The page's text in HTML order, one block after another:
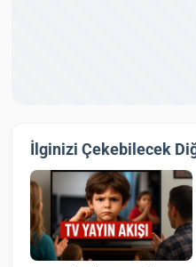
İlginizi Çekebilecek